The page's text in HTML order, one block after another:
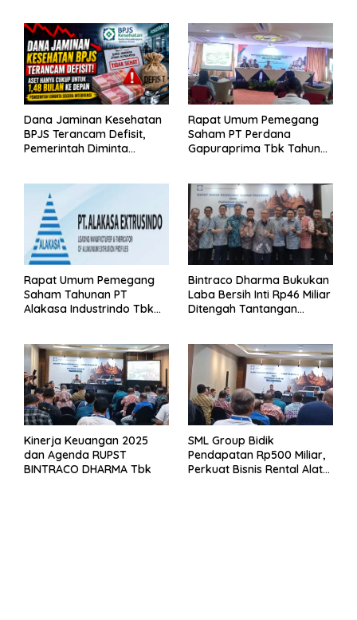
Dana Jaminan Kesehatan
BPJS Terancam Defisit,
Pemerintah Diminta
Rapat Umum Pemegang
Saham PT Perdana
Gapuraprima Tbk Tahun
Rapat Umum Pemegang
Saham Tahunan PT
Alakasa Industrindo Tbk
Bintraco Dharma Bukukan
Laba Bersih Inti Rp46 Miliar
Ditengah Tantangan
Kinerja Keuangan 2025
dan Agenda RUPST
BINTRACO DHARMA Tbk
SML Group Bidik
Pendapatan Rp500 Miliar,
Perkuat Bisnis Rental Alat